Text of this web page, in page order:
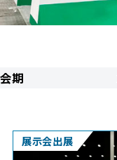
会期
展示会出展